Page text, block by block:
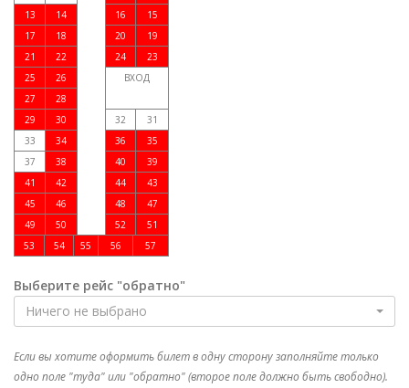
13
14
17
18
21
22
25
26
27
28
29
30
33
34
37
38
41
42
45
46
49
50
16
15
20
19
24
23
ВХОД
32
31
36
35
40
39
44
43
48
47
52
51
53
54 55 56 57
Выберите рейс "обратно"
Ничего не выбрано
Если вы хотите оформить билет в одну сторону заполняйте только
одно поле "туда" или "обратно" (второе поле должно быть свободно).